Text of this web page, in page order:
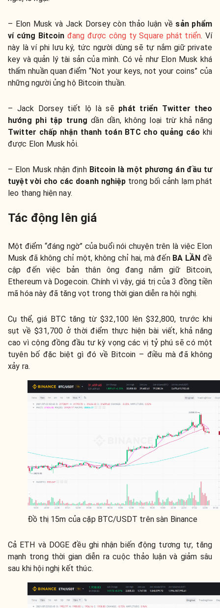
– Elon Musk và Jack Dorsey còn thảo luận về sản phẩm
ví cứng Bitcoin đang được công ty Square phát triển. Ví
này là ví phi lưu ký, tức người dùng sẽ tự nắm giữ private
key và quản lý tài sản của mình. Có vẻ như Elon Musk khá
thấm nhuần quan điểm “Not your keys, not your coins” của
những người ủng hộ Bitcoin thuần.
– Jack Dorsey tiết lộ là sẽ phát triển Twitter theo
hướng phi tập trung dần dần, không loại trừ khả năng
Twitter chấp nhận thanh toán BTC cho quảng cáo khi
được Elon Musk hỏi.
– Elon Musk nhận định Bitcoin là một phương án đầu tư
tuyệt vời cho các doanh nghiệp trong bối cảnh lạm phát
leo thang hiện nay.
Tác động lên giá
Một điểm “đáng ngờ” của buổi nói chuyện trên là việc Elon
Musk đã không chỉ một, không chỉ hai, mà đến BA LẦN đề
cập đến việc bản thân ông đang nắm giữ Bitcoin,
Ethereum và Dogecoin. Chính vì vậy, giá trị của 3 đồng tiền
mã hóa này đã tăng vọt trong thời gian diễn ra hội nghị.
Cụ thể, giá BTC tăng từ $32,100 lên $32,800, trước khi
sụt về $31,700 ở thời điểm thực hiện bài viết, khả năng
cao vì cộng đồng đầu tư kỳ vọng các vị tỷ phú sẽ có một
tuyên bố đặc biệt gì đó về Bitcoin – điều mà đã không
xảy ra.
Đồ thị 15m của cặp BTC/USDT trên sàn Binance
Cả ETH và DOGE đều ghi nhận biến động tương tự, tăng
mạnh trong thời gian diễn ra cuộc thảo luận và giảm sâu
sau khi hội nghị kết thúc.